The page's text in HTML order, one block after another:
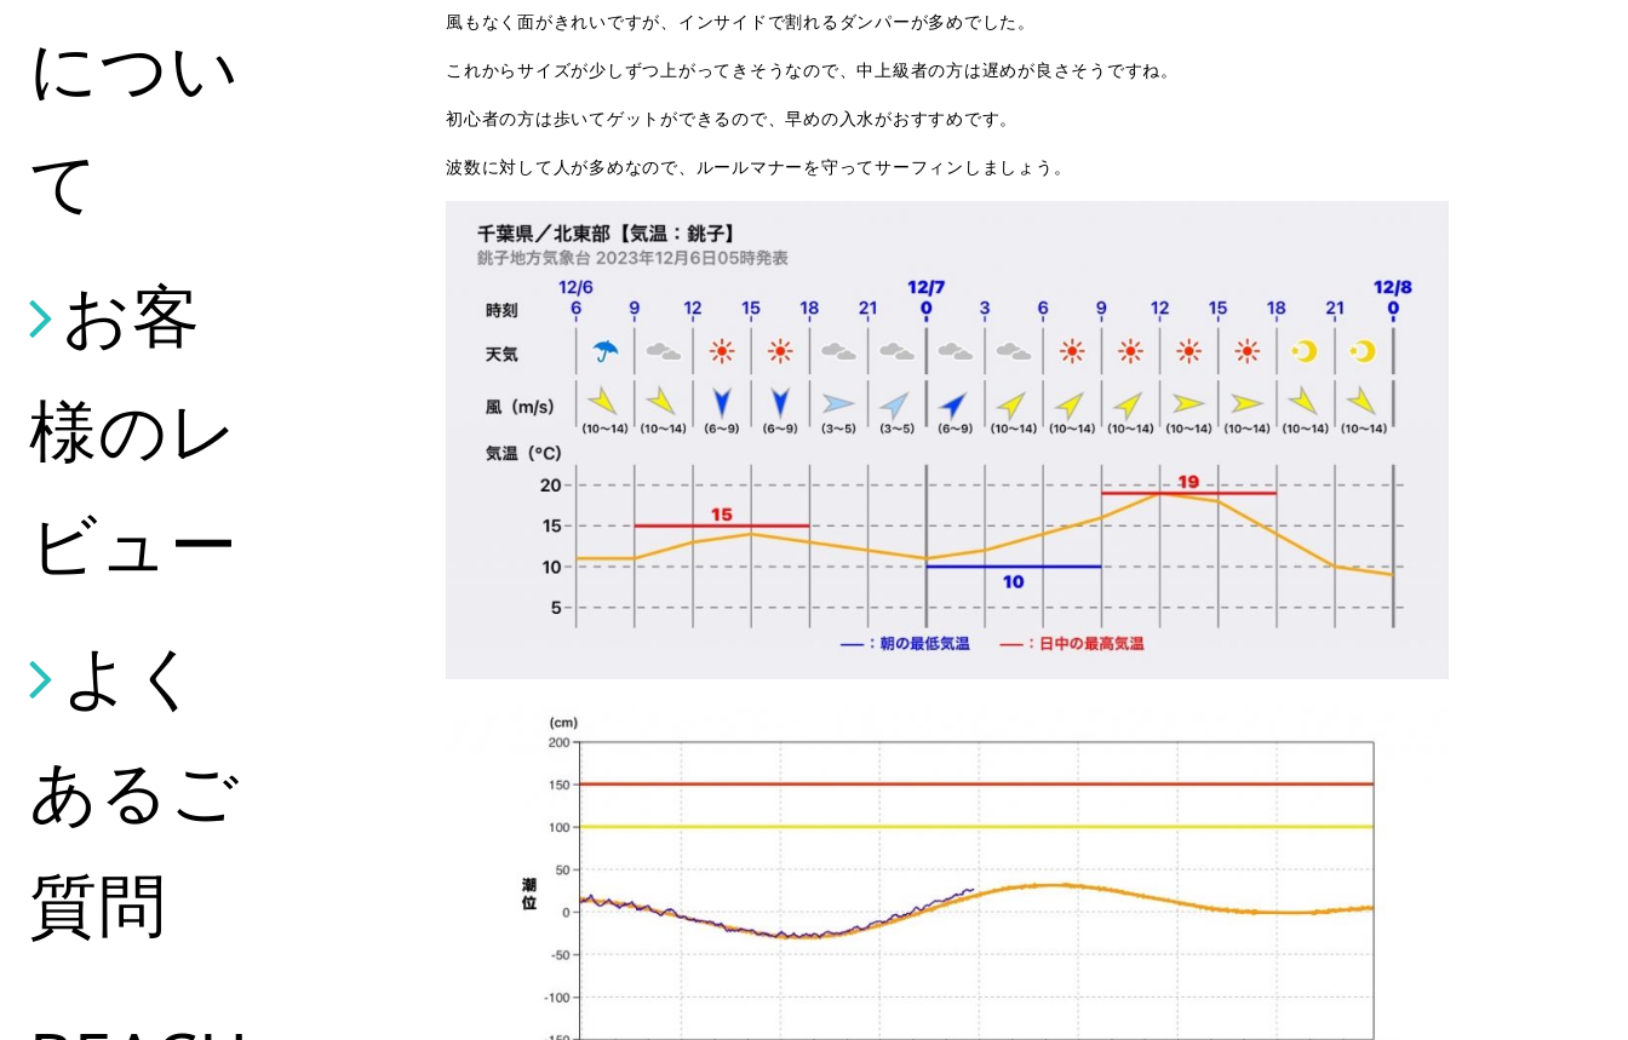
につい
て
お客
様のレ
ビュー
よく
あるご
質問
風もなく面がきれいですが、インサイドで割れるダンパーが多めでした。
これからサイズが少しずつ上がってきそうなので、中上級者の方は遅めが良さそうですね。
初心者の方は歩いてゲットができるので、早めの入水がおすすめです。
波数に対して人が多めなので、ルールマナーを守ってサーフィンしましょう。